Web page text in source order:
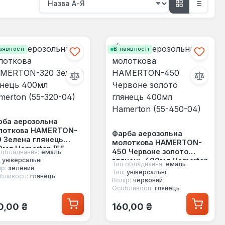
аерозольна
HAMERTON-
Зелена глянець
Hamerton (55-
04)
емаль
універсальні
зелений
глянець
ціна:
₴
В наявності
Фарба аерозольна
молоткова HAMERTON-
450 Червоне золото
глянець 400мл Hamerton
(55-450-04)
Тип обладнання: емаль
Тип: універсальні
Колір: червоний
Особливості: глянець
Звичайна ціна:
160,00 ₴